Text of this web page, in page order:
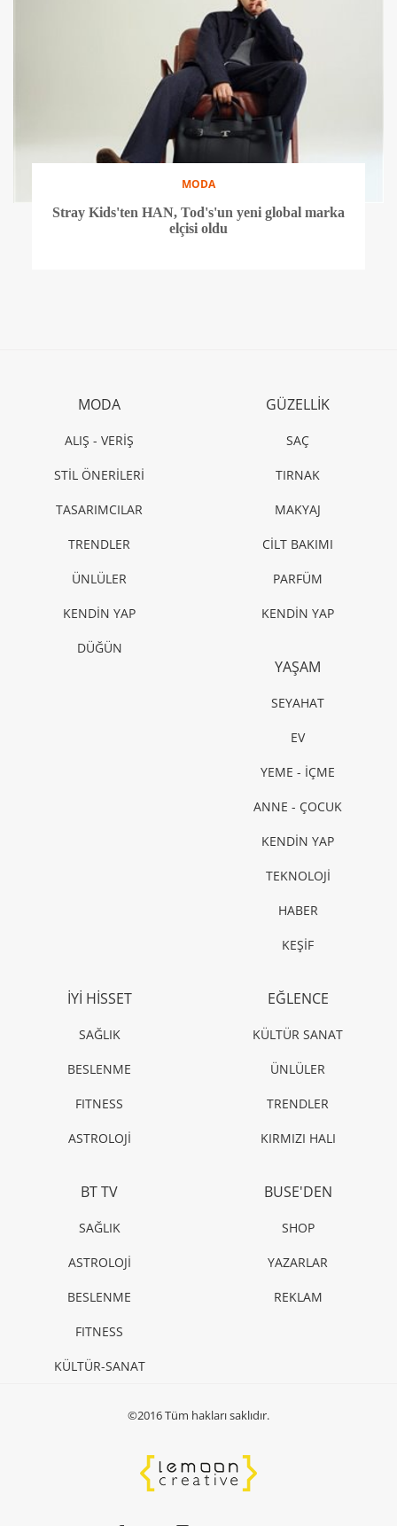
MODA
Stray Kids'ten HAN, Tod's'un yeni global marka
elçisi oldu
MODA
ALIŞ - VERİŞ
STİL ÖNERİLERİ
TASARIMCILAR
TRENDLER
ÜNLÜLER
KENDİN YAP
DÜĞÜN
GÜZELLİK
SAÇ
TIRNAK
MAKYAJ
CİLT BAKIMI
PARFÜM
KENDİN YAP
YAŞAM
SEYAHAT
EV
YEME - İÇME
ANNE - ÇOCUK
KENDİN YAP
TEKNOLOJİ
HABER
KEŞİF
İYİ HİSSET
SAĞLIK
BESLENME
FITNESS
ASTROLOJİ
EĞLENCE
KÜLTÜR SANAT
ÜNLÜLER
TRENDLER
KIRMIZI HALI
BT TV
SAĞLIK
ASTROLOJİ
BESLENME
FITNESS
KÜLTÜR-SANAT
BUSE'DEN
SHOP
YAZARLAR
REKLAM
©2016 Tüm hakları saklıdır.